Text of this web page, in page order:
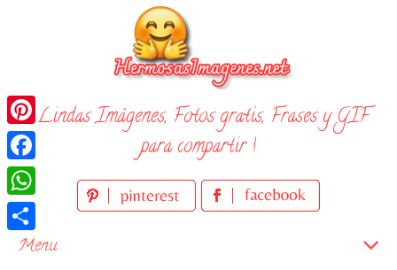
¡ Lindas Imágenes, Fotos gratis, Frases y GIF
para compartir !
Menu
Pinterest
Facebook
WhatsApp
Compartir